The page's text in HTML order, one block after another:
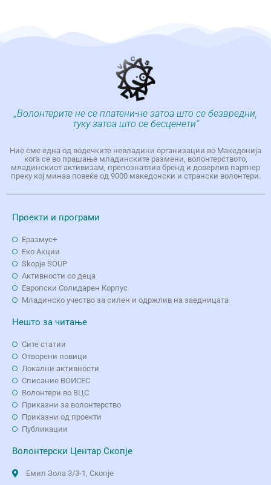
„Волонтерите не се платени-не затоа што се безвредни,
туку затоа што се бесценети“
Ние сме една од водечките невладини организации во Македонија
кога се во прашање младинските размени, волонтерството,
младинскиот активизам, препознатлив бренд и доверлив партнер
преку кој минаа повеќе од 9000 македонски и странски волонтери.
Проекти и програми
Еразмус+
Еко Aкции
Skopje SOUP
Активности со деца
Европски Солидарен Корпус
Младинско учество за силен и одржлив на заедницата
Нешто за читање
Сите статии
Отворени повици
Локални активности
Списание ВОИСЕС
Волонтери во ВЦС
Приказни за волонтерство
Приказни од проекти
Публикации
Волонтерски Центар Скопје
Емил Зола 3/3-1, Скопје